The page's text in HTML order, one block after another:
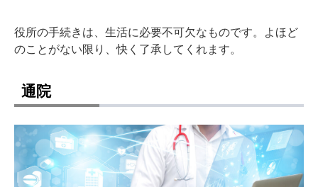
役所の手続きは、生活に必要不可欠なものです。よほど
のことがない限り、快く了承してくれます。
通院